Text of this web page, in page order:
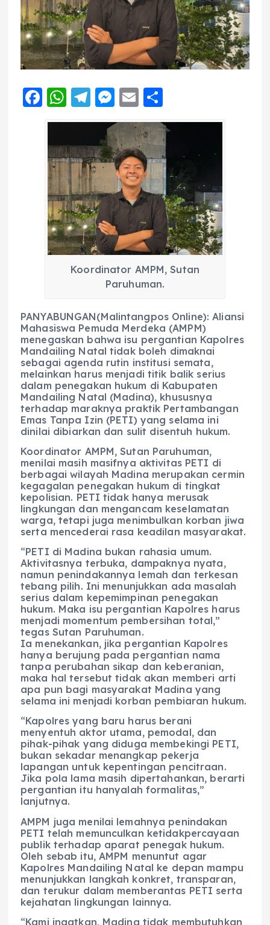
F
a
e
b
o
o
k
W
h
ts
A
p
p
T
el
e
g
r
a
m
M
e
ss
e
n
g
er
E
m
ai
l
h
a
re
Koordinator AMPM, Sutan
Paruhuman.
PANYABUNGAN(Malintangpos Online): Aliansi
Mahasiswa Pemuda Merdeka (AMPM)
menegaskan bahwa isu pergantian Kapolres
Mandailing Natal tidak boleh dimaknai
sebagai agenda rutin institusi semata,
melainkan harus menjadi titik balik serius
dalam penegakan hukum di Kabupaten
Mandailing Natal (Madina), khususnya
terhadap maraknya praktik Pertambangan
Emas Tanpa Izin (PETI) yang selama ini
dinilai dibiarkan dan sulit disentuh hukum.
Koordinator AMPM, Sutan Paruhuman,
menilai masih masifnya aktivitas PETI di
berbagai wilayah Madina merupakan cermin
kegagalan penegakan hukum di tingkat
kepolisian. PETI tidak hanya merusak
lingkungan dan mengancam keselamatan
warga, tetapi juga menimbulkan korban jiwa
serta mencederai rasa keadilan masyarakat.
“PETI di Madina bukan rahasia umum.
Aktivitasnya terbuka, dampaknya nyata,
namun penindakannya lemah dan terkesan
tebang pilih. Ini menunjukkan ada masalah
serius dalam kepemimpinan penegakan
hukum. Maka isu pergantian Kapolres harus
menjadi momentum pembersihan total,”
tegas Sutan Paruhuman.
Ia menekankan, jika pergantian Kapolres
hanya berujung pada pergantian nama
tanpa perubahan sikap dan keberanian,
maka hal tersebut tidak akan memberi arti
apa pun bagi masyarakat Madina yang
selama ini menjadi korban pembiaran hukum.
“Kapolres yang baru harus berani
menyentuh aktor utama, pemodal, dan
pihak-pihak yang diduga membekingi PETI,
bukan sekadar menangkap pekerja
lapangan untuk kepentingan pencitraan.
Jika pola lama masih dipertahankan, berarti
pergantian itu hanyalah formalitas,”
lanjutnya.
AMPM juga menilai lemahnya penindakan
PETI telah memunculkan ketidakpercayaan
publik terhadap aparat penegak hukum.
Oleh sebab itu, AMPM menuntut agar
Kapolres Mandailing Natal ke depan mampu
menunjukkan langkah konkret, transparan,
dan terukur dalam memberantas PETI serta
kejahatan lingkungan lainnya.
“Kami ingatkan, Madina tidak membutuhkan